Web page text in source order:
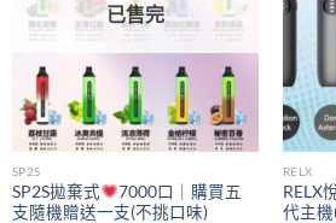
已售完
SP2S
SP2S拋棄式
7000口｜購買五
支隨機贈送一支(不挑口味)
RELX
RELX
代主